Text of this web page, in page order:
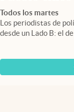
Todos los martes
Los periodistas de
desde un Lado B: el